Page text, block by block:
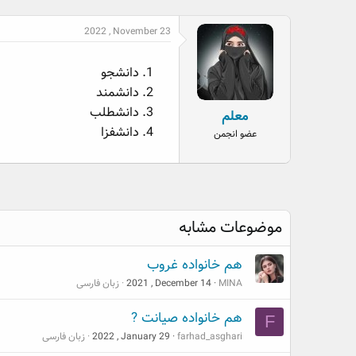
معلم
عضو انجمن
2022 , November 23
دانشجو
دانشمند
دانشطلب
دانشفزا
موضوعات مشابه
هم خانواده غروب
MINA
2021 , December 14 زبان فارسی
F هم خانواده صیانت ?
farhad_asghari
2022 , January 29 زبان فارسی